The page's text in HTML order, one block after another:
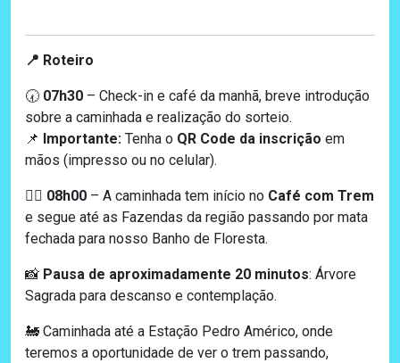
📍 Roteiro
🕢 07h30 – Check-in e café da manhã, breve introdução
sobre a caminhada e realização do sorteio.
📌 Importante: Tenha o QR Code da inscrição em
mãos (impresso ou no celular).
🚶‍♂️ 08h00 – A caminhada tem início no Café com Trem
e segue até as Fazendas da região passando por mata
fechada para nosso Banho de Floresta.
📸 Pausa de aproximadamente 20 minutos: Árvore
Sagrada para descanso e contemplação.
🚂 Caminhada até a Estação Pedro Américo, onde
teremos a oportunidade de ver o trem passando,